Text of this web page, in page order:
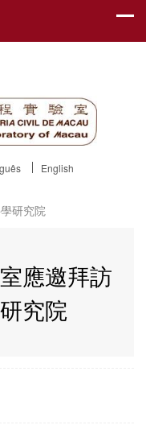
English
研究院
應邀拜訪
究院